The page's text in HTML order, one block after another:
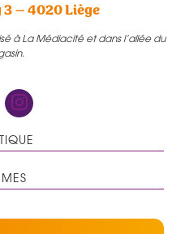
3 – 4020 Liège
à La Médiacité et dans l’allée du